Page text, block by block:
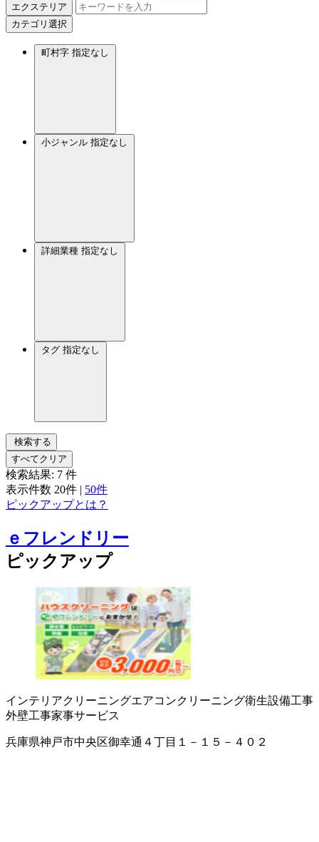
エクステリア
カテゴリ選択
町村字 指定なし
小ジャンル 指定なし
詳細業種 指定なし
タグ 指定なし
検索する
すべてクリア
検索結果: 7 件
表示件数 20件 | 50件
ピックアップとは？
ｅフレンドリー
ピックアップ
インテリアクリーニングエアコンクリーニング衛生設備工事
外壁工事家事サービス
兵庫県神戸市中央区御幸通４丁目１－１５－４０２